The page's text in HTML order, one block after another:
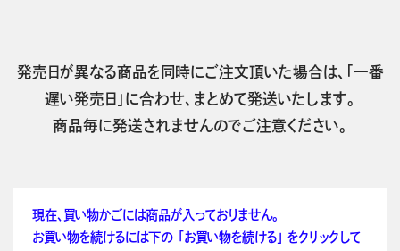
発売日が異なる商品を同時にご注文頂いた場合は、「一番
遅い発売日」に合わせ、まとめて発送いたします。
商品毎に発送されませんのでご注意ください。
現在、買い物かごには商品が入っておりません。
お買い物を続けるには下の 「お買い物を続ける」 をクリックして